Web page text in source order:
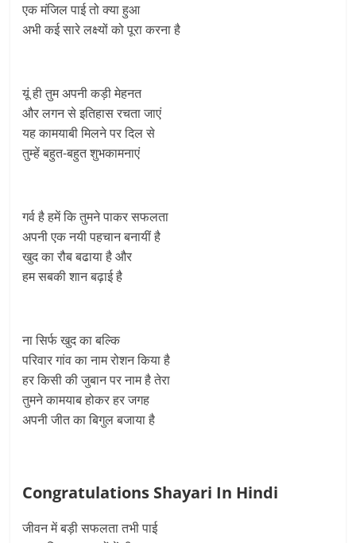
एक मंजिल पाई तो क्या हुआ
अभी कई सारे लक्ष्यों को पूरा करना है
यूं ही तुम अपनी कड़ी मेहनत
और लगन से इतिहास रचता जाएं
यह कामयाबी मिलने पर दिल से
तुम्हें बहुत-बहुत शुभकामनाएं
गर्व है हमें कि तुमने पाकर सफलता
अपनी एक नयी पहचान बनायीं है
खुद का रौब बढाया है और
हम सबकी शान बढ़ाई है
ना सिर्फ खुद का बल्कि
परिवार गांव का नाम रोशन किया है
हर किसी की जुबान पर नाम है तेरा
तुमने कामयाब होकर हर जगह
अपनी जीत का बिगुल बजाया है
Congratulations Shayari In Hindi
जीवन में बड़ी सफलता तभी पाई